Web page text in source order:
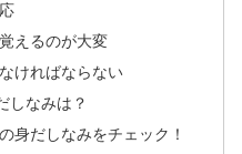
えるのが大変
ければならない
しなみは？
身だしなみをチェック！